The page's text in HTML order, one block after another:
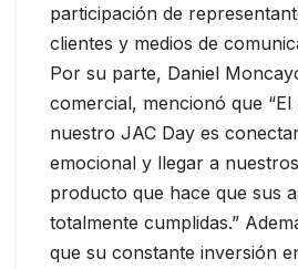
participación de
clientes y medios de
Por su parte, Daniel
comercial, mencionó que
nuestro JAC Day es
emocional y llegar a
producto que hace que sus
totalmente cumplidas.”
que su constante inversión